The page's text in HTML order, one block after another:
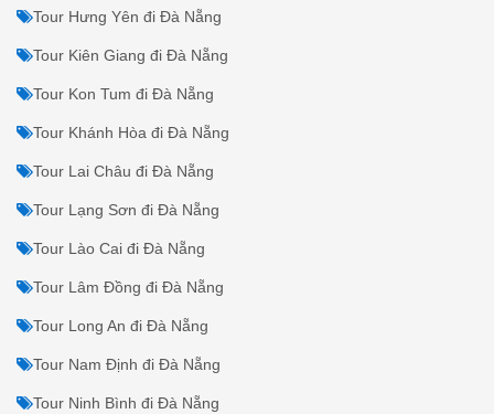
Tour Hưng Yên đi Đà Nẵng
Tour Kiên Giang đi Đà Nẵng
Tour Kon Tum đi Đà Nẵng
Tour Khánh Hòa đi Đà Nẵng
Tour Lai Châu đi Đà Nẵng
Tour Lạng Sơn đi Đà Nẵng
Tour Lào Cai đi Đà Nẵng
Tour Lâm Đồng đi Đà Nẵng
Tour Long An đi Đà Nẵng
Tour Nam Định đi Đà Nẵng
Tour Ninh Bình đi Đà Nẵng